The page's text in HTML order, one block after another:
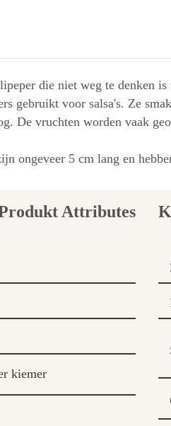
die niet weg te denken
gebruikt voor salsa's. Ze
De vruchten worden vaak
ongeveer 5 cm lang en
kiemer